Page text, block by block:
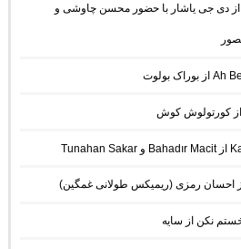
دانلود آهنگ ریمیکس زلزله 5 از دی جی یاشار با حضور محسن چاوشی و
نکن از سایه